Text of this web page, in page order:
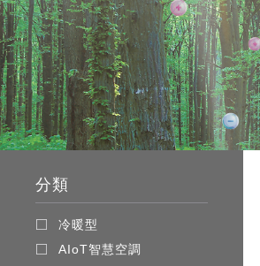
電風扇系列
DC直流馬達立扇
3D清淨循環扇
涼暖離子扇
雙門
FAQ
無孔槽洗衣機
左右開冰箱
無線吸塵器
淨水器
超淨系列淨水器
淨水器濾芯
分類
冷暖型
AIoT智慧空調